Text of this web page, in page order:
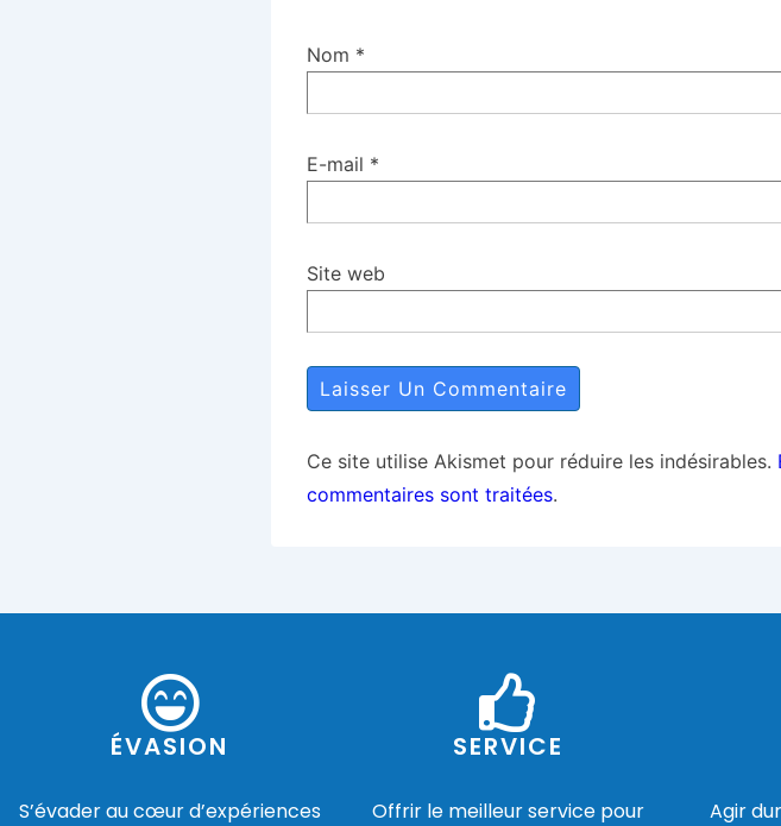
Nom *
E-mail *
Site web
Ce site utilise Akismet pour réduire les indésirables.
commentaires sont traitées.
ÉVASION
S’évader au cœur d’expériences
SERVICE
Offrir le meilleur service pour
Agir